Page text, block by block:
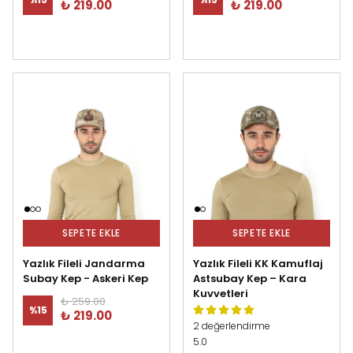
₺ 219.00 ₺ 219.00
SEPETE EKLE
Yazlık Fileli Jandarma
Subay Kep - Askeri Kep
%15
₺ 259.00
₺ 219.00
SEPETE EKLE
Yazlık Fileli KK Kamuflaj
Astsubay Kep – Kara
Kuvvetleri
2 değerlendirme
5.0